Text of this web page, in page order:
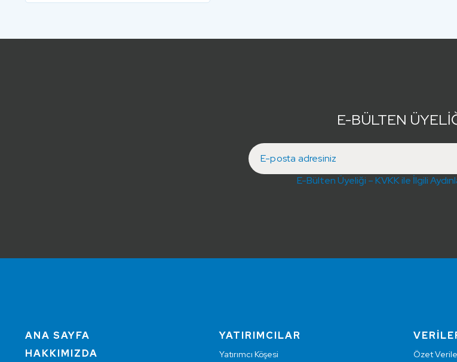
E-BÜLTEN
E-Bülten Üyeliği – KVKK ile İlgili
ANA SAYFA
HAKKIMIZDA
YATIRIMCILAR
Yatırımcı Köşesi
Özet